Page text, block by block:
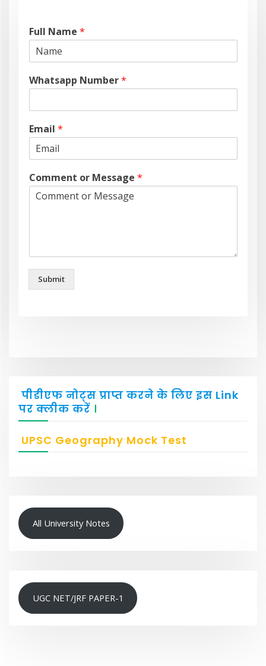
Full Name *
Whatsapp Number*
Email *
Comment or Message *
Submit
पीडीएफ नोट्स प्राप्त करने के लिए इस Link
पर क्लीक करें ।
UPSC Geography Mock Test
All University Notes
UGC NET/JRF PAPER-1